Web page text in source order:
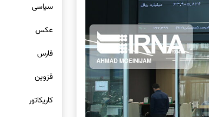
سیاسی
عکس
فارس
قزوین
کاریکاتور